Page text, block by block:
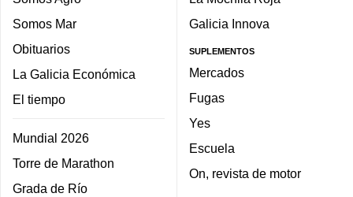
Somos Mar
Obituarios
La Galicia Económica
El tiempo
Mundial 2026
Torre de Marathon
Grada de Río
Galicia Innova
SUPLEMENTOS
Mercados
Fugas
Yes
Escuela
On, revista de motor